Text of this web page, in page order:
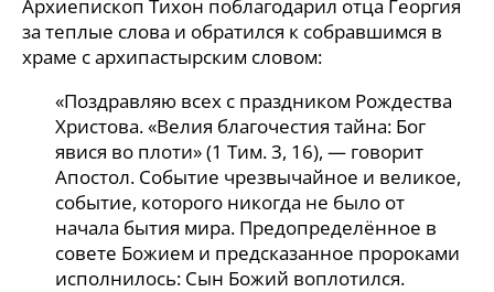
Архиепископ Тихон поблагодарил отца Георгия
за теплые слова и обратился к собравшимся в
храме с архипастырским словом:
«Поздравляю всех с праздником Рождества
Христова. «Велия благочестия тайна: Бог
явися во плоти» (1 Тим. 3, 16), — говорит
Апостол. Событие чрезвычайное и великое,
событие, которого никогда не было от
начала бытия мира. Предопределённое в
совете Божием и предсказанное пророками
исполнилось: Сын Божий воплотился.